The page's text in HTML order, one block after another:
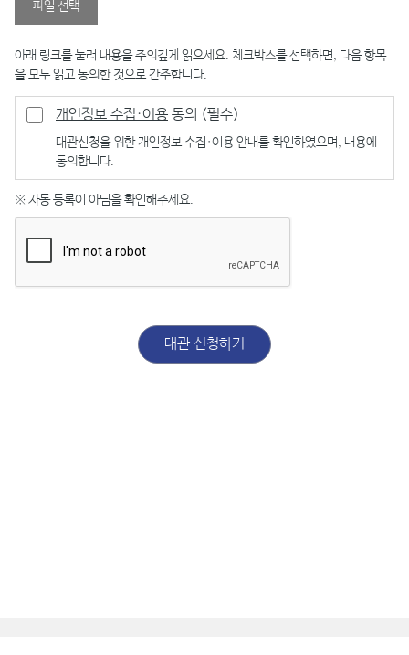
파일 선택
아래 링크를 눌러 내용을 주의깊게 읽으세요. 체크박스를 선택하면, 다음 항목
을 모두 읽고 동의한 것으로 간주합니다.
개인정보 수집·이용 동의 (필수)
대관신청을 위한 개인정보 수집·이용 안내를 확인하였으며, 내용에
동의합니다.
※ 자동 등록이 아님을 확인해주세요.
대관 신청하기